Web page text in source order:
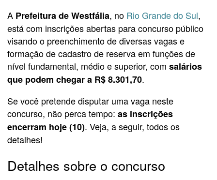
A Prefeitura de Westfália, no Rio Grande do Sul,
está com inscrições abertas para concurso público
visando o preenchimento de diversas vagas e
formação de cadastro de reserva em funções de
nível fundamental, médio e superior, com salários
que podem chegar a R$ 8.301,70.
Se você pretende disputar uma vaga neste
concurso, não perca tempo: as inscrições
encerram hoje (10). Veja, a seguir, todos os
detalhes!
Detalhes sobre o concurso